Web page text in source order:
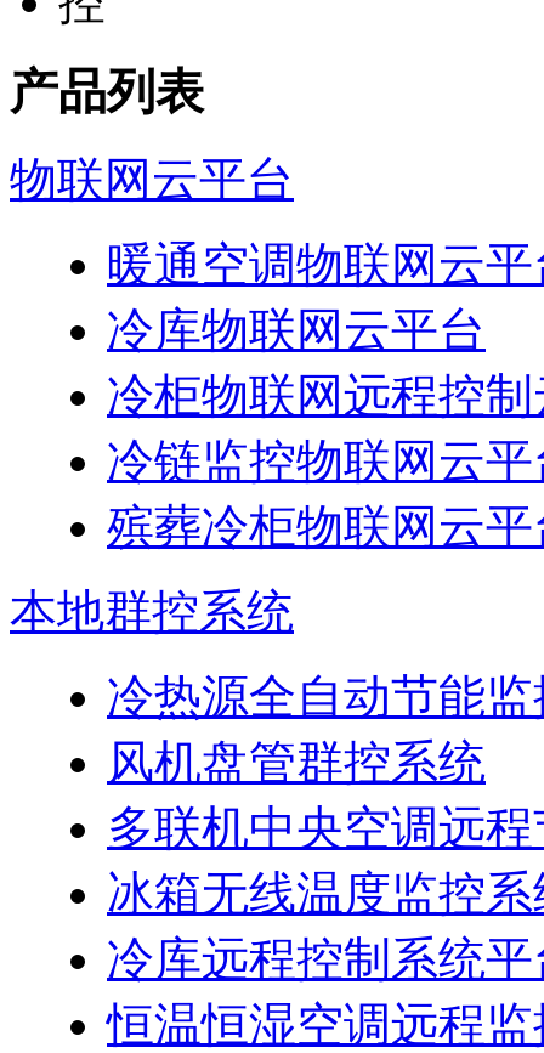
产品列表
物联网云平台
暖通空调物联网云平
冷库物联网云平台
冷柜物联网远程控
冷链监控物联网云平
殡葬冷柜物联网云平
本地群控系统
冷热源全自动节能
风机盘管群控系统
多联机中央空调远
冰箱无线温度监控系
冷库远程控制系统平
恒温恒湿空调远程